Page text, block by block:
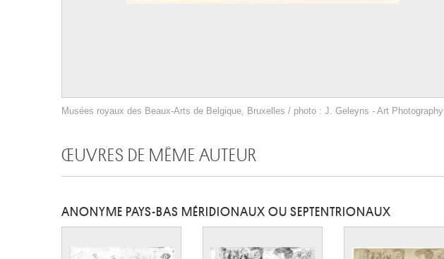
Musées royaux des Beaux-Arts de Belgique, Bruxelles / photo : J. Geleyns - Art Photography
ŒUVRES DE MÊME AUTEUR
ANONYME PAYS-BAS MÉRIDIONAUX OU SEPTENTRIONAUX